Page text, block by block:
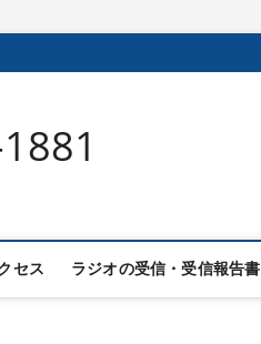
セス ラジオの受信・受信報告書